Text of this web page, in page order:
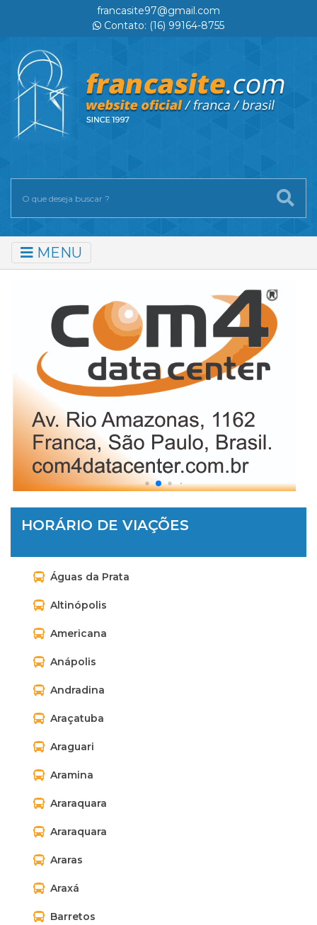
francasite97@gmail.com
Contato: (16) 99164-8755
MENU
HORÁRIO DE VIAÇÕES
Águas da Prata
Altinópolis
Americana
Anápolis
Andradina
Araçatuba
Araguari
Aramina
Araraquara
Araraquara
Araras
Araxá
Barretos